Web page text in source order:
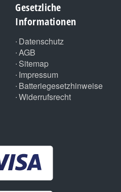
Gesetzliche
Informationen
Datenschutz
AGB
Sitemap
Impressum
Batteriegesetzhinweise
Widerrufsrecht